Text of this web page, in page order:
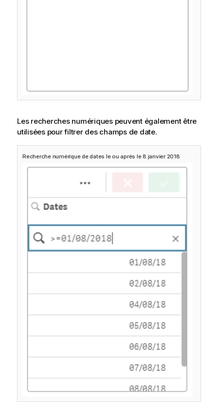
Les recherches numériques peuvent également être
utilisées pour filtrer des champs de date.
Recherche numérique de dates le ou après le 8 janvier 2018